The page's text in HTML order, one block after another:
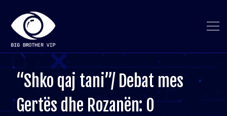
“Shko qaj tani”/ Debat mes
Gertës dhe Rozanën: O